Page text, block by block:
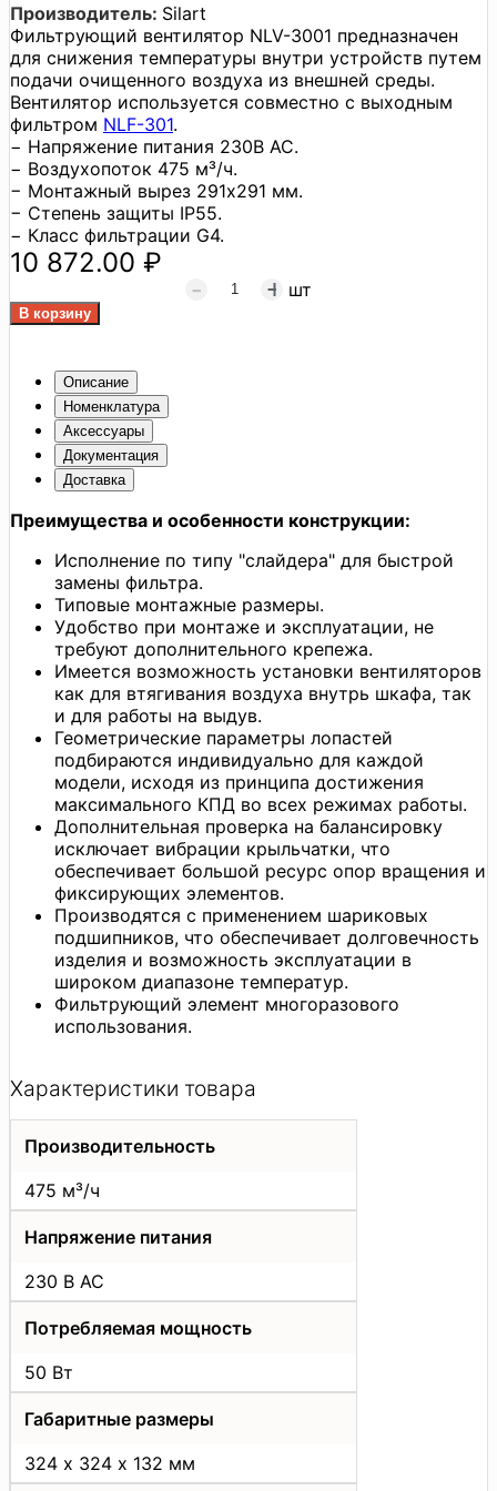
Производитель: Silart
Фильтрующий вентилятор NLV-3001 предназначен
для снижения температуры внутри устройств путем
подачи очищенного воздуха из внешней среды.
Вентилятор используется совместно с выходным
фильтром NLF-301.
− Напряжение питания 230В AC.
− Воздухопоток 475 м³/ч.
− Монтажный вырез 291x291 мм.
− Степень защиты IP55.
− Класс фильтрации G4.
10 872.00 ₽
шт
Описание
Номенклатура
Аксессуары
Документация
Доставка
Преимущества и особенности конструкции:
Исполнение по типу "слайдера" для быстрой
замены фильтра.
Типовые монтажные размеры.
Удобство при монтаже и эксплуатации, не
требуют дополнительного крепежа.
Имеется возможность установки вентиляторов
как для втягивания воздуха внутрь шкафа, так
и для работы на выдув.
Геометрические параметры лопастей
подбираются индивидуально для каждой
модели, исходя из принципа достижения
максимального КПД во всех режимах работы.
Дополнительная проверка на балансировку
исключает вибрации крыльчатки, что
обеспечивает большой ресурс опор вращения и
фиксирующих элементов.
Производятся с применением шариковых
подшипников, что обеспечивает долговечность
изделия и возможность эксплуатации в
широком диапазоне температур.
Фильтрующий элемент многоразового
использования.
Характеристики товара
Производительность
475 м³/ч
Напряжение питания
230 В AC
Потребляемая мощность
50 Вт
Габаритные размеры
324 х 324 х 132 мм